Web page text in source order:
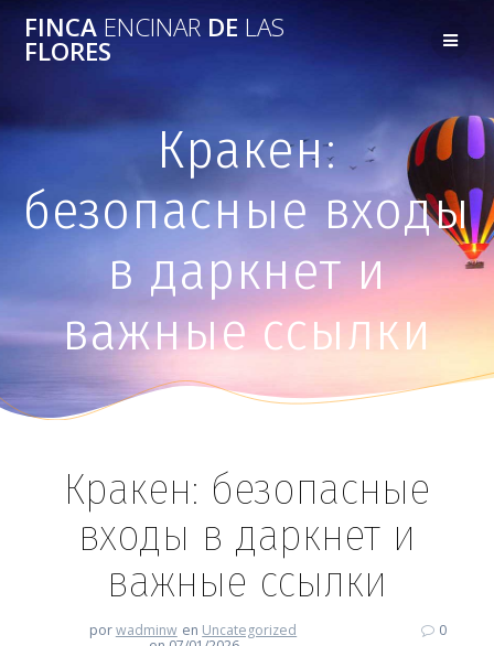
FINCAENCINAR DE LAS
FLORES
Кракен:
безопасные входы
в даркнет и
важные ссылки
Кракен: безопасные
входы в даркнет и
важные ссылки
porwadminw en Uncategorized
0